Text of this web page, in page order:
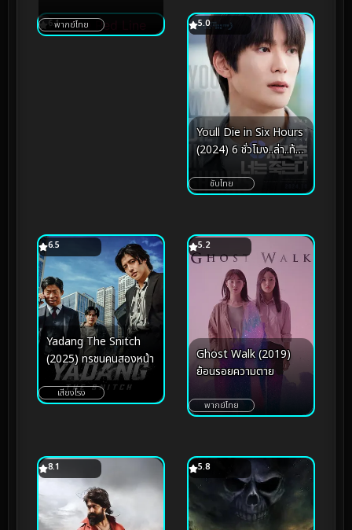
6.1พากย์ไทย 5.0
Youll Die in Six Hours
(2024) 6 ชั่วโมง..ล่า..ท้า
ซับไทย
6.5
Yadang The Snitch
(2025) ทรชนคนสองหน้า
เสียงโรง
5.2
Ghost Walk (2019)
ย้อนรอยความตาย
พากย์ไทย
8.1 5.8